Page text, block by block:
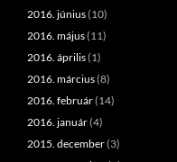
2016. június(10)
2016. május(11)
2016. április(1)
2016. március(8)
2016. február(14)
2016. január(4)
2015. december(3)